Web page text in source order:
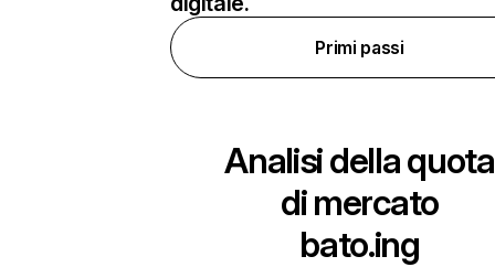
Primi passi
Analisi della quota
di mercato
bato.ing